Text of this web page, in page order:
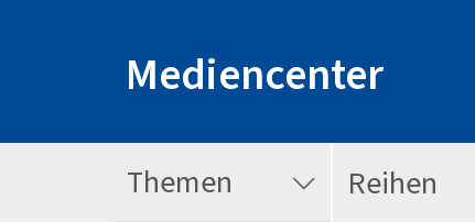
Mediencenter
Themen Reihen